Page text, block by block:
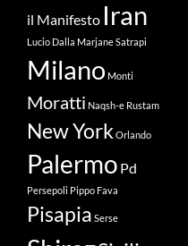
il Manifesto Iran
Lucio Dalla Marjane Satrapi
Milano Monti
Moratti Naqsh-e Rustam
New York Orlando
Palermo Pd
Persepoli Pippo Fava
Pisapia Serse